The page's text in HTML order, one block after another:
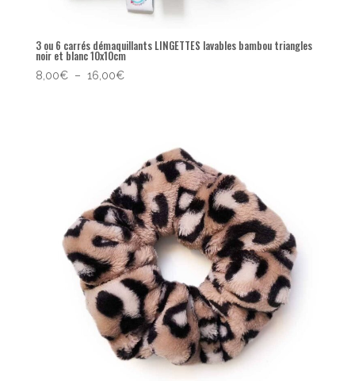
3 ou 6 carrés démaquillants LINGETTES lavables bambou triangles
noir et blanc 10x10cm
8,00€ – 16,00€Plage
16,00€